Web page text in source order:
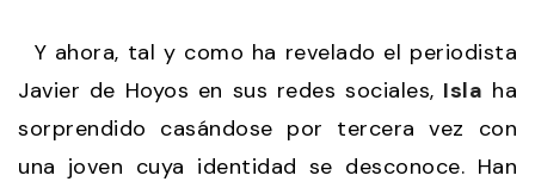
Y ahora, tal y como ha revelado el periodista
Javier de Hoyos en sus redes sociales, Isla ha
sorprendido casándose por tercera vez con
una joven cuya identidad se desconoce. Han